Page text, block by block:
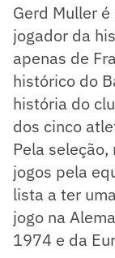
Gerd Muller
jogador da
apenas de
histórico do
história do
dos cinco
Pela
jogos pela
lista a ter
jogo na
1974 e da